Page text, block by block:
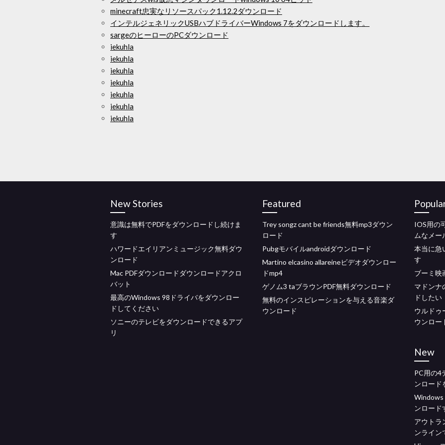
minecraft忠実なリソースパック1.12.2ダウンロード
インテルジェネリックUSBハブドライバーWindows 7をダウンロードします。
sargeのヒーローのPCダウンロード
iekuhla
iekuhla
iekuhla
iekuhla
iekuhla
iekuhla
iekuhla
New Stories
意識は無料でPDFをダウンロードし続けま
す
ハワードエイリアンミュージック無料ダウ
ンロード
Mac PDFダウンロードダウンロードアクロ
バット
最高のWindows 98ドライバをダウンロー
ドしてください
ソニーのテレビをダウンロードできるアプ
リ
Featured
Trey songz cant be friends無料mp3ダウン
ロード
Pubgモバイルandroidダウンロード
Martino elcasino allareineビデオダウンロー
ドmp4
ゲノム3 taブラウンPDF無料ダウンロード
無料のインスピレーションを与える音楽ダ
ウンロード
IOS用の
ムなメー
本当に急
す
ブーミ映
マドンナ
ドしたい
ウルドゥ
ウンロー
New
PC用の4
ンロード
Windows
ンロード
アウトラ
ンライン